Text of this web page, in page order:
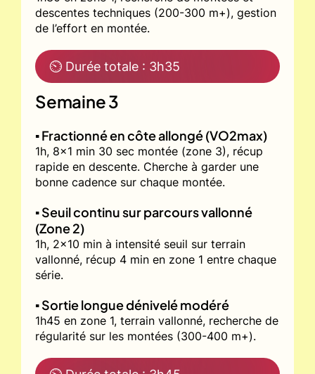
descentes techniques (200-300 m+), gestion
de l’effort en montée.
⏲ Durée totale : 3h35
Semaine 3
▪️ Fractionné en côte allongé (VO2max)
1h, 8x1 min 30 sec montée (zone 3), récup
rapide en descente. Cherche à garder une
bonne cadence sur chaque montée.
▪️ Seuil continu sur parcours vallonné
(Zone 2)
1h, 2x10 min à intensité seuil sur terrain
vallonné, récup 4 min en zone 1 entre chaque
série.
▪️ Sortie longue dénivelé modéré
1h45 en zone 1, terrain vallonné, recherche de
régularité sur les montées (300-400 m+).